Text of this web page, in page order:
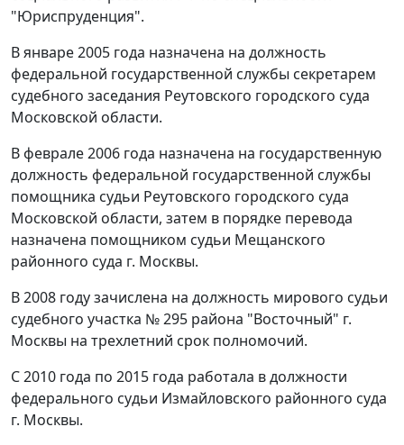
"Юриспруденция".
В январе 2005 года назначена на должность
федеральной государственной службы секретарем
судебного заседания Реутовского городского суда
Московской области.
В феврале 2006 года назначена на государственную
должность федеральной государственной службы
помощника судьи Реутовского городского суда
Московской области, затем в порядке перевода
назначена помощником судьи Мещанского
районного суда г. Москвы.
В 2008 году зачислена на должность мирового судьи
судебного участка № 295 района "Восточный" г.
Москвы на трехлетний срок полномочий.
С 2010 года по 2015 года работала в должности
федерального судьи Измайловского районного суда
г. Москвы.